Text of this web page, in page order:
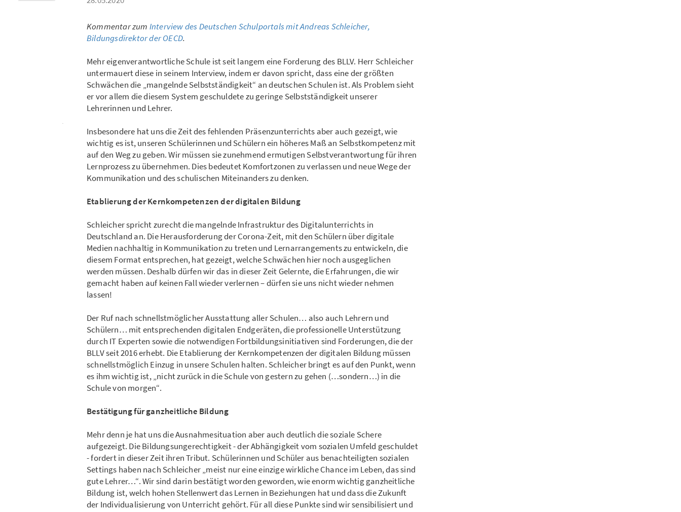
Kommentar zum Interview des Deutschen Schulportals mit Andreas Schleicher,
Bildungsdirektor der OECD.
Mehr eigenverantwortliche Schule ist seit langem eine Forderung des BLLV. Herr Schleicher
untermauert diese in seinem Interview, indem er davon spricht, dass eine der größten
Schwächen die „mangelnde Selbstständigkeit“ an deutschen Schulen ist. Als Problem sieht
er vor allem die diesem System geschuldete zu geringe Selbstständigkeit unserer
Lehrerinnen und Lehrer.
Insbesondere hat uns die Zeit des fehlenden Präsenzunterrichts aber auch gezeigt, wie
wichtig es ist, unseren Schülerinnen und Schülern ein höheres Maß an Selbstkompetenz mit
auf den Weg zu geben. Wir müssen sie zunehmend ermutigen Selbstverantwortung für ihren
Lernprozess zu übernehmen. Dies bedeutet Komfortzonen zu verlassen und neue Wege der
Kommunikation und des schulischen Miteinanders zu denken.
Etablierung der Kernkompetenzen der digitalen Bildung
Schleicher spricht zurecht die mangelnde Infrastruktur des Digitalunterrichts in
Deutschland an. Die Herausforderung der Corona-Zeit, mit den Schülern über digitale
Medien nachhaltig in Kommunikation zu treten und Lernarrangements zu entwickeln, die
diesem Format entsprechen, hat gezeigt, welche Schwächen hier noch ausgeglichen
werden müssen. Deshalb dürfen wir das in dieser Zeit Gelernte, die Erfahrungen, die wir
gemacht haben auf keinen Fall wieder verlernen – dürfen sie uns nicht wieder nehmen
lassen!
Der Ruf nach schnellstmöglicher Ausstattung aller Schulen… also auch Lehrern und
Schülern… mit entsprechenden digitalen Endgeräten, die professionelle Unterstützung
durch IT Experten sowie die notwendigen Fortbildungsinitiativen sind Forderungen, die der
BLLV seit 2016 erhebt. Die Etablierung der Kernkompetenzen der digitalen Bildung müssen
schnellstmöglich Einzug in unsere Schulen halten. Schleicher bringt es auf den Punkt, wenn
es ihm wichtig ist, „nicht zurück in die Schule von gestern zu gehen (…sondern…) in die
Schule von morgen“.
Bestätigung für ganzheitliche Bildung
Mehr denn je hat uns die Ausnahmesituation aber auch deutlich die soziale Schere
aufgezeigt. Die Bildungsungerechtigkeit - der Abhängigkeit vom sozialen Umfeld geschuldet
- fordert in dieser Zeit ihren Tribut. Schülerinnen und Schüler aus benachteiligten sozialen
Settings haben nach Schleicher „meist nur eine einzige wirkliche Chance im Leben, das sind
gute Lehrer…“. Wir sind darin bestätigt worden geworden, wie enorm wichtig ganzheitliche
Bildung ist, welch hohen Stellenwert das Lernen in Beziehungen hat und dass die Zukunft
der Individualisierung von Unterricht gehört. Für all diese Punkte sind wir sensibilisiert und